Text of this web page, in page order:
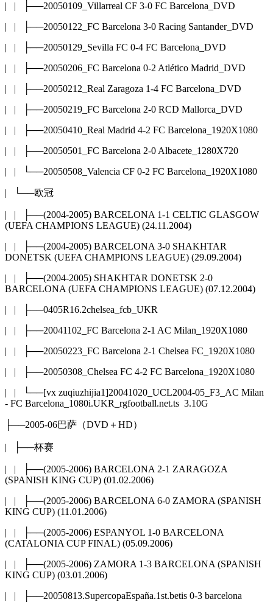
| | ├──20050109_Villarreal CF 3-0 FC Barcelona_DVD
| | ├──20050122_FC Barcelona 3-0 Racing Santander_DVD
| | ├──20050129_Sevilla FC 0-4 FC Barcelona_DVD
| | ├──20050206_FC Barcelona 0-2 Atlético Madrid_DVD
| | ├──20050212_Real Zaragoza 1-4 FC Barcelona_DVD
| | ├──20050219_FC Barcelona 2-0 RCD Mallorca_DVD
| | ├──20050410_Real Madrid 4-2 FC Barcelona_1920X1080
| | ├──20050501_FC Barcelona 2-0 Albacete_1280X720
| | └──20050508_Valencia CF 0-2 FC Barcelona_1920X1080
| └──欧冠
| | ├──(2004-2005) BARCELONA 1-1 CELTIC GLASGOW
(UEFA CHAMPIONS LEAGUE) (24.11.2004)
| | ├──(2004-2005) BARCELONA 3-0 SHAKHTAR
DONETSK (UEFA CHAMPIONS LEAGUE) (29.09.2004)
| | ├──(2004-2005) SHAKHTAR DONETSK 2-0
BARCELONA (UEFA CHAMPIONS LEAGUE) (07.12.2004)
| | ├──0405R16.2chelsea_fcb_UKR
| | ├──20041102_FC Barcelona 2-1 AC Milan_1920X1080
| | ├──20050223_FC Barcelona 2-1 Chelsea FC_1920X1080
| | ├──20050308_Chelsea FC 4-2 FC Barcelona_1920X1080
| | └──[vx zuqiuzhijia1]20041020_UCL2004-05_F3_AC Milan
- FC Barcelona_1080i.UKR_rgfootball.net.ts 3.10G
├──2005-06巴萨（DVD＋HD）
| ├──杯赛
| | ├──(2005-2006) BARCELONA 2-1 ZARAGOZA
(SPANISH KING CUP) (01.02.2006)
| | ├──(2005-2006) BARCELONA 6-0 ZAMORA (SPANISH
KING CUP) (11.01.2006)
| | ├──(2005-2006) ESPANYOL 1-0 BARCELONA
(CATALONIA CUP FINAL) (05.09.2006)
| | ├──(2005-2006) ZAMORA 1-3 BARCELONA (SPANISH
KING CUP) (03.01.2006)
| | ├──20050813.SupercopaEspaña.1st.betis 0-3 barcelona